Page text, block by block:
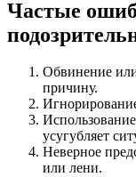
Частые
Обвинение
причину.
усугубляет
Неверное
или лени.